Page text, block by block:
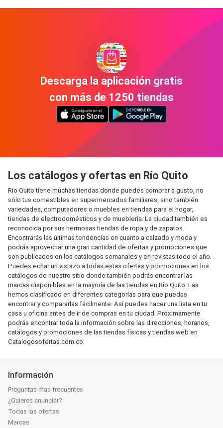
Descarga la aplicación gratis
con más de 1250 tiendas
Los catálogos y ofertas en Río Quito
Río Quito tiene muchas tiendas donde puedes comprar a gusto, no
sólo tus comestibles en supermercados familiares, sino también
variedades, computadores o muebles en tiendas para el hogar,
tiendas de electrodomésticos y de mueblería. La ciudad también es
reconocida por sus hermosas tiendas de ropa y de zapatos.
Encontrarás las últimas tendencias en cuanto a calzado y moda y
podrás aprovechar una gran cantidad de ofertas y promociones que
son publicados en los catálogos semanales y en revistas todo el año.
Puedes echar un vistazo a todas estas ofertas y promociones en los
catálogos de nuestro sitio donde también podrás encontrar las
marcas disponibles en la mayoría de las tiendas en Río Quito. Las
hemos clasificado en diferentes categorías para que puedas
encontrar y compararlas fácilmente. Así puedes hacer una lista en tu
casa u oficina antes de ir de compras en tu ciudad. Próximamente
podrás encontrar toda la información sobre las direcciones, horarios,
catálogos y promociones de las tiendas físicas y tiendas web en
Catalogosofertas.com.co
Información
Preguntas más frecuentes
¿Quieres anunciar?
Todas las ofertas
Marcas